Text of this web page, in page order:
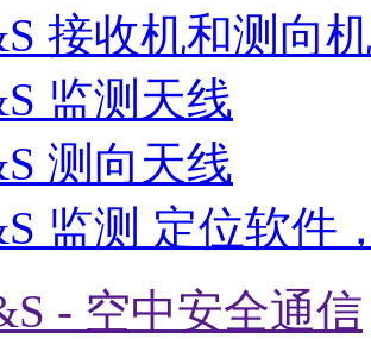
接收机和测向机
监测天线
测向天线
监测 定位软件
- 空中安全通信